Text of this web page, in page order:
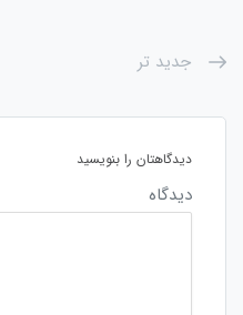
جدید تر
دیدگاهتان را بنویسید
دیدگاه